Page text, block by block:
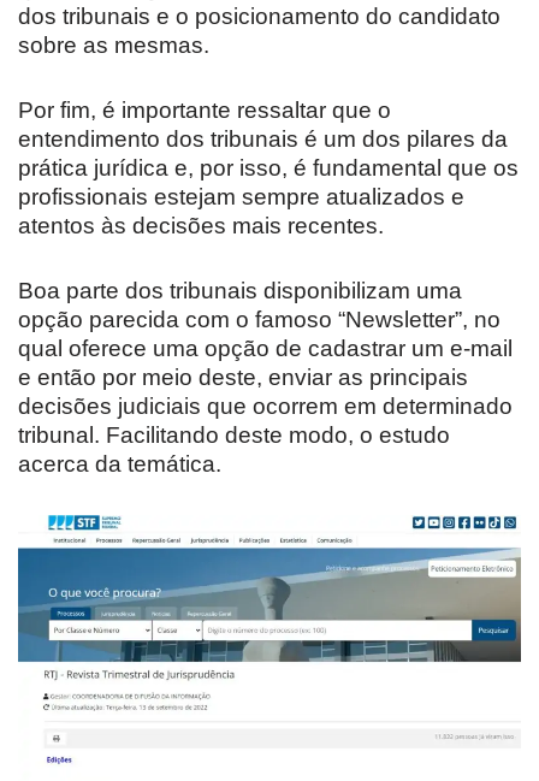
dos tribunais e o posicionamento do candidato
sobre as mesmas.
Por fim, é importante ressaltar que o
entendimento dos tribunais é um dos pilares da
prática jurídica e, por isso, é fundamental que os
profissionais estejam sempre atualizados e
atentos às decisões mais recentes.
Boa parte dos tribunais disponibilizam uma
opção parecida com o famoso “Newsletter”, no
qual oferece uma opção de cadastrar um e-mail
e então por meio deste, enviar as principais
decisões judiciais que ocorrem em determinado
tribunal. Facilitando deste modo, o estudo
acerca da temática.